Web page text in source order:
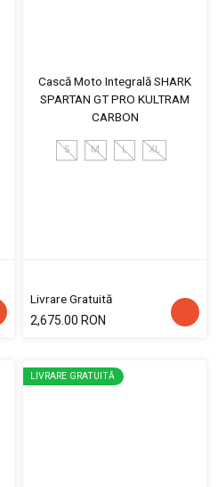
Cască Moto Integrală SHARK
SPARTAN GT PRO KULTRAM
CARBON
S M L XL
Livrare Gratuită
2,675.00 RON
LIVRARE GRATUITĂ